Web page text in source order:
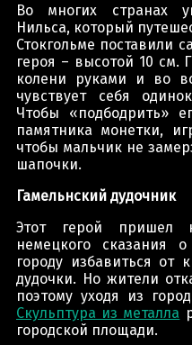
Во многих странах
Нильса, который
Стокгольме поставили
героя – высотой 10 см.
колени руками и во
чувствует себя
Чтобы «подбодрить»
памятника монетки,
чтобы мальчик не
шапочки.
Гамельнский дудочник
Этот герой пришел
немецкого сказания
городу избавиться
дудочки. Но жители
поэтому уходя из
Скульптура из металла
городской площади.